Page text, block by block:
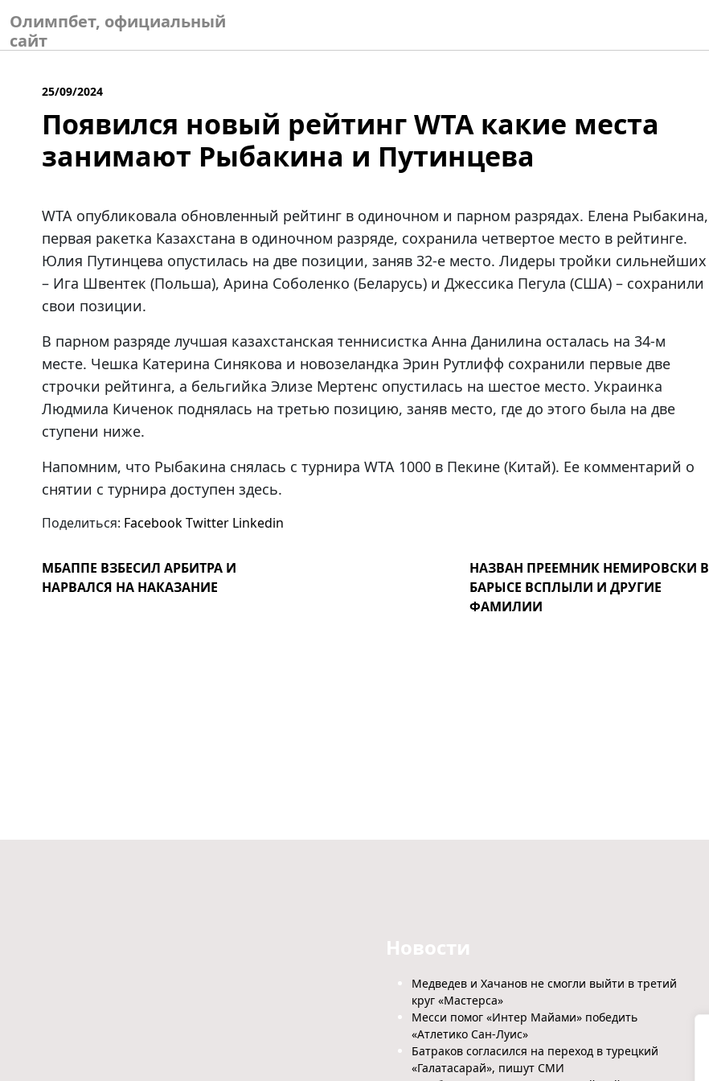
to
content
Олимпбет, официальный
сайт
25/09/2024
Появился новый рейтинг WTA какие места
занимают Рыбакина и Путинцева
WTA опубликовала обновленный рейтинг в одиночном и парном разрядах. Елена Рыбакина,
первая ракетка Казахстана в одиночном разряде, сохранила четвертое место в рейтинге.
Юлия Путинцева опустилась на две позиции, заняв 32-е место. Лидеры тройки сильнейших
– Ига Швентек (Польша), Арина Соболенко (Беларусь) и Джессика Пегула (США) – сохранили
свои позиции.
В парном разряде лучшая казахстанская теннисистка Анна Данилина осталась на 34-м
месте. Чешка Катерина Синякова и новозеландка Эрин Рутлифф сохранили первые две
строчки рейтинга, а бельгийка Элизе Мертенс опустилась на шестое место. Украинка
Людмила Киченок поднялась на третью позицию, заняв место, где до этого была на две
ступени ниже.
Напомним, что Рыбакина снялась с турнира WTA 1000 в Пекине (Китай). Ее комментарий о
снятии с турнира доступен здесь.
Поделиться: FacebookTwitter Linkedin
МБАППЕ ВЗБЕСИЛ АРБИТРА И
НАРВАЛСЯ НА НАКАЗАНИЕ
НАЗВАН ПРЕЕМНИК НЕМИРОВСКИ В
БАРЫСЕ ВСПЛЫЛИ И ДРУГИЕ
ФАМИЛИИ
Новости
Медведев и Хачанов не смогли выйти в третий
круг «Мастерса»
Месси помог «Интер Майами» победить
«Атлетико Сан-Луис»
Батраков согласился на переход в турецкий
«Галатасарай», пишут СМИ